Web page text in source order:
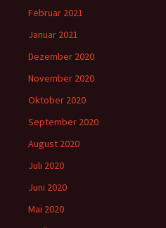
Februar 2021
Januar 2021
Dezember 2020
November 2020
Oktober 2020
September 2020
August 2020
Juli 2020
Juni 2020
Mai 2020